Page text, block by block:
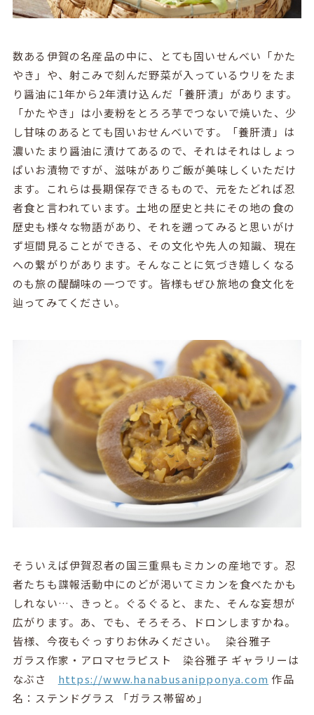
数ある伊賀の名産品の中に、とても固いせんべい「かた
やき」や、射こみで刻んだ野菜が入っているウリをたま
り醤油に1年から2年漬け込んだ「養肝漬」があります。
「かたやき」は小麦粉をとろろ芋でつないで焼いた、少
し甘味のあるとても固いおせんべいです。「養肝漬」は
濃いたまり醤油に漬けてあるので、それはそれはしょっ
ぱいお漬物ですが、滋味がありご飯が美味しくいただけ
ます。これらは長期保存できるもので、元をたどれば忍
者食と言われています。土地の歴史と共にその地の食の
歴史も様々な物語があり、それを遡ってみると思いがけ
ず垣間見ることができる、その文化や先人の知識、現在
への繋がりがあります。そんなことに気づき嬉しくなる
のも旅の醍醐味の一つです。皆様もぜひ旅地の食文化を
辿ってみてください。
そういえば伊賀忍者の国三重県もミカンの産地です。忍
者たちも諜報活動中にのどが渇いてミカンを食べたかも
しれない…、きっと。ぐるぐると、また、そんな妄想が
広がります。あ、でも、そろそろ、ドロンしますかね。
皆様、今夜もぐっすりお休みください。 染谷雅子
ガラス作家・アロマセラピスト 染谷雅子 ギャラリーは
なぶさ https://www.hanabusanipponya.com 作品
名：ステンドグラス 「ガラス帯留め」